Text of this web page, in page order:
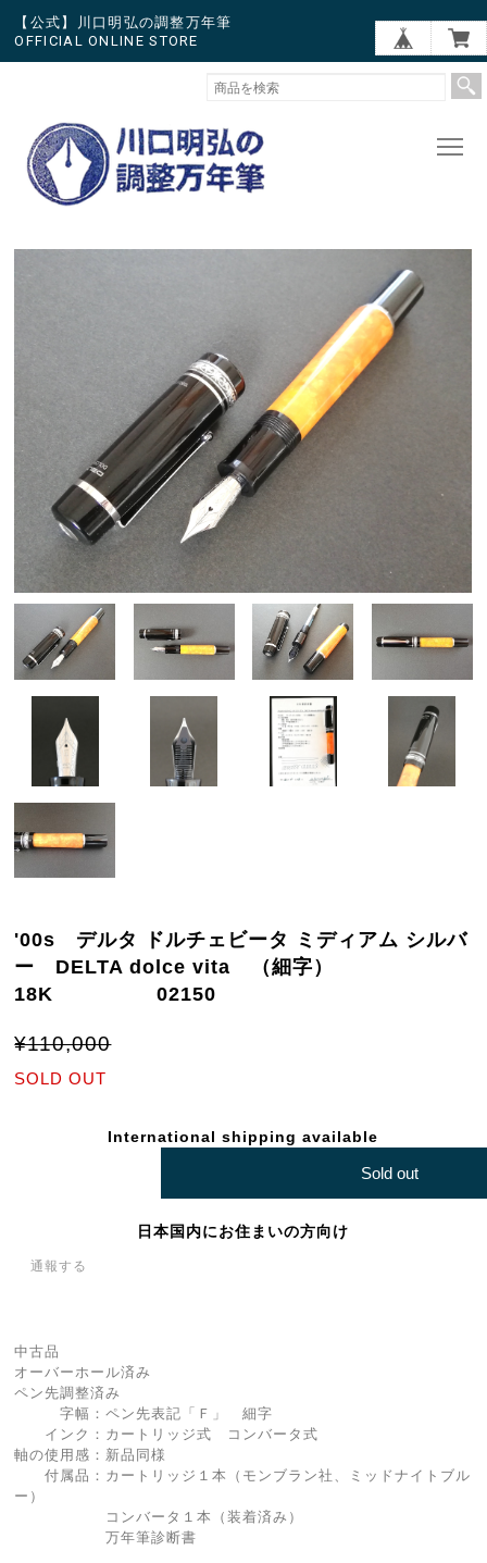
【公式】川口明弘の調整万年筆
OFFICIAL ONLINE STORE
'00s デルタ ドルチェビータ ミディアム シルバ
ー DELTA dolce vita （細字）
18K 02150
¥110,000
SOLD OUT
International shipping available
Sold out
日本国内にお住まいの方向け
通報する
中古品
オーバーホール済み
ペン先調整済み
字幅：ペン先表記「Ｆ」 細字
インク：カートリッジ式 コンバータ式
軸の使用感：新品同様
付属品：カートリッジ１本（モンブラン社、ミッドナイトブル
ー）
コンバータ１本（装着済み）
万年筆診断書